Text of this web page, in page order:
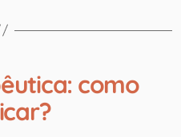
como